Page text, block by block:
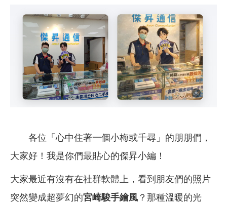
各位「心中住著一個小梅或千尋」的朋朋們，
大家好！我是你們最貼心的傑昇小編！
大家最近有沒有在社群軟體上，看到朋友們的照片
突然變成超夢幻的宮崎駿手繪風 ？那種溫暖的光